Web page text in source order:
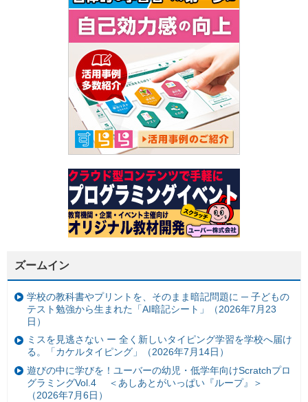
ズームイン
学校の教科書やプリントを、そのまま暗記問題に ─ 子どもの
テスト勉強から生まれた「AI暗記シート」（2026年7月23
日）
ミスを見逃さない ー 全く新しいタイピング学習を学校へ届け
る。「カケルタイピング」（2026年7月14日）
遊びの中に学びを！ユーバーの幼児・低学年向けScratchプロ
グラミングVol.4 ＜あしあとがいっぱい『ループ』＞
（2026年7月6日）